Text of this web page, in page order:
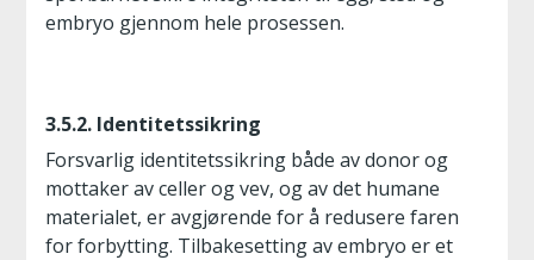
embryo gjennom hele prosessen.
3.5.2. Identitetssikring
Forsvarlig identitetssikring både av donor og
mottaker av celler og vev, og av det humane
materialet, er avgjørende for å redusere faren
for forbytting. Tilbakesetting av embryo er et